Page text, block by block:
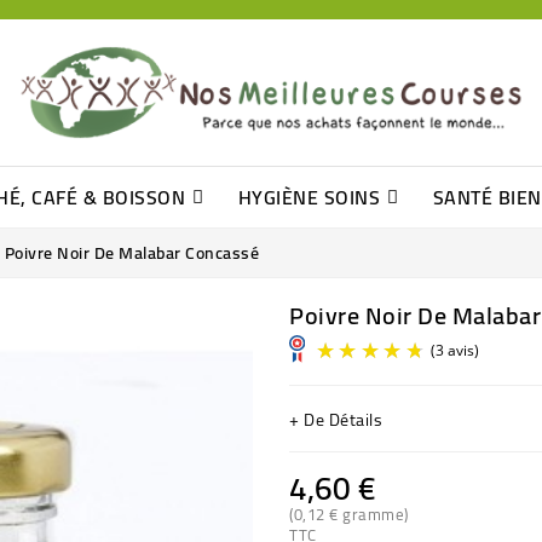
CAFÉ & BOISSON HYGIÈNE SOINS SANTÉ
Poivre Noir De Malabar Concassé
Poivre Noir De
+ De Détails
4,60 €
(0,12 € gramme)
TTC